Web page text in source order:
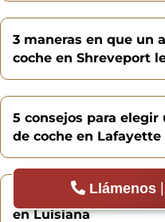
3 maneras en que un
coche en Shreveport
5 consejos para
de coche en Lafayette
Consejos para evitar
en Luisiana
Llámenos